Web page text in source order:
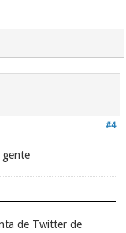
#4
gente
de Twitter de